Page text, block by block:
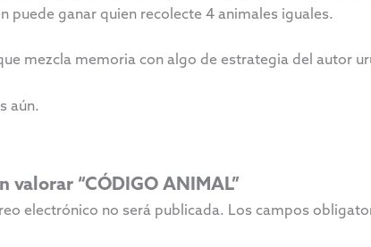
puede ganar quien recolecte 4 animales iguales.
mezcla memoria con algo de estrategia del autor
aún.
valorar “CÓDIGO ANIMAL”
electrónico no será publicada. Los campos